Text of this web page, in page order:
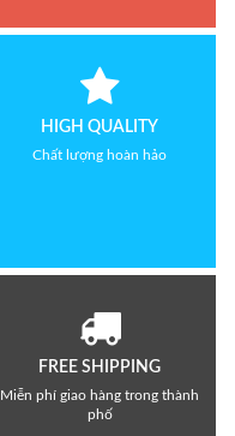
HIGH QUALITY
Chất lượng hoàn hảo
FREE SHIPPING
Miễn phí giao hàng trong thành
phố